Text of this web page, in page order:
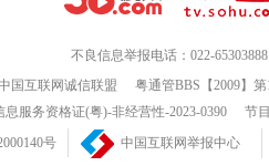
不良信息举报电话：022-65303888
国互联网诚信联盟
粤通管BBS【2009】
息服务资格证(粤)-非经营性-2023-0390
节
号
中国互联网举报中心